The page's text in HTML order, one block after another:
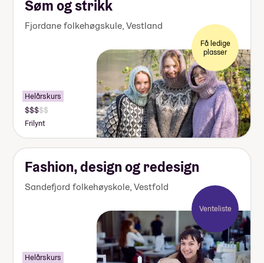
Søm og strikk
Fjordane folkehøgskule,Vestland
Få ledige
plasser
Helårskurs
Pris:
140
155
000
Frilynt
Fashion, design og redesign
Sandefjord folkehøyskole,Vestfold
Venteliste
Helårskurs